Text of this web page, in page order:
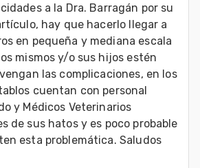
a la Dra. Barragán por su
hay que hacerlo llegar a
en pequeña y mediana escala
mismos y/o sus hijos estén
las complicaciones, en los
cuentan con personal
y Médicos Veterinarios
de sus hatos y es poco probable
esta problemática. Saludos